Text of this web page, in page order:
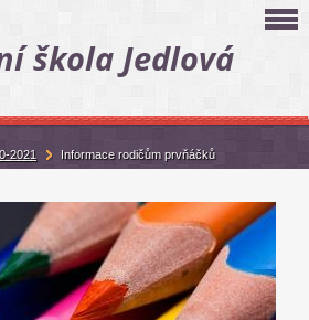
škola Jedlová
2021 Informace rodičům prvňáčků